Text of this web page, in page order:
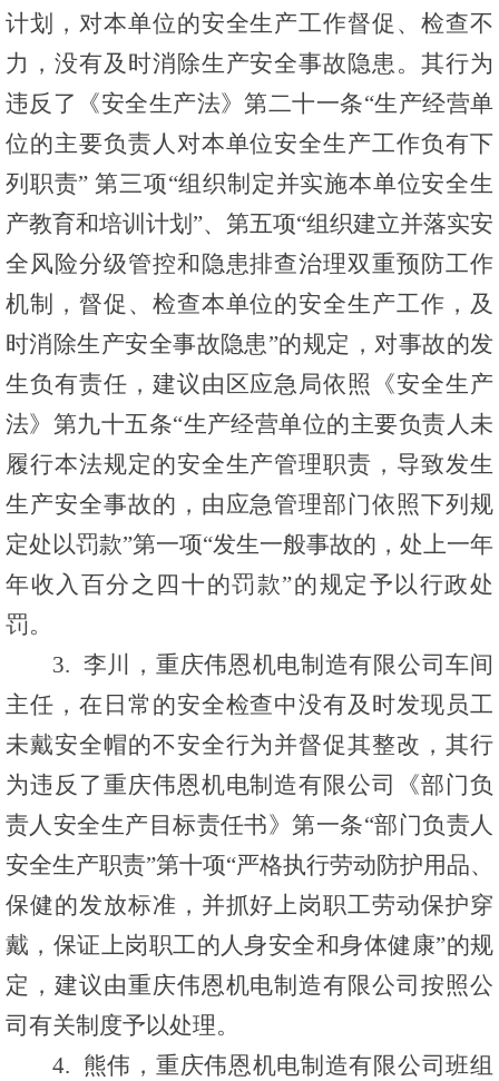
计划，对本单位的安全生产工作督促、检查不
力，没有及时消除生产安全事故隐患。其行为
违反了《安全生产法》第二十一条“生产经营单
位的主要负责人对本单位安全生产工作负有下
列职责” 第三项“组织制定并实施本单位安全生
产教育和培训计划”、第五项“组织建立并落实安
全风险分级管控和隐患排查治理双重预防工作
机制，督促、检查本单位的安全生产工作，及
时消除生产安全事故隐患”的规定，对事故的发
生负有责任，建议由区应急局依照《安全生产
法》第九十五条“生产经营单位的主要负责人未
履行本法规定的安全生产管理职责，导致发生
生产安全事故的，由应急管理部门依照下列规
定处以罚款”第一项“发生一般事故的，处上一年
年收入百分之四十的罚款”的规定予以行政处
罚。
3. 李川，重庆伟恩机电制造有限公司车间
主任，在日常的安全检查中没有及时发现员工
未戴安全帽的不安全行为并督促其整改，其行
为违反了重庆伟恩机电制造有限公司《部门负
责人安全生产目标责任书》第一条“部门负责人
安全生产职责”第十项“严格执行劳动防护用品、
保健的发放标准，并抓好上岗职工劳动保护穿
戴，保证上岗职工的人身安全和身体健康”的规
定，建议由重庆伟恩机电制造有限公司按照公
司有关制度予以处理。
4. 熊伟，重庆伟恩机电制造有限公司班组